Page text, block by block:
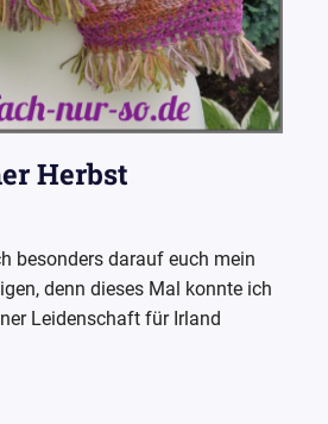
Herbst
besonders darauf euch mein
denn dieses Mal konnte ich
Leidenschaft für Irland